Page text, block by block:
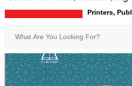
Printers,
Home Product-Details